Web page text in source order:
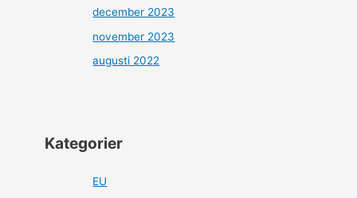
december 2023
november 2023
augusti 2022
Kategorier
EU